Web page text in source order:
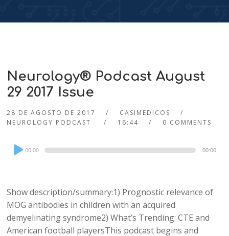
Neurology® Podcast August
29 2017 Issue
28 DE AGOSTO DE 2017
CASIMEDICOS
NEUROLOGY PODCAST
16:44 0 COMMENTS
Audio
Player
00:00 00:00
Show description/summary:1) Prognostic relevance of
MOG antibodies in children with an acquired
demyelinating syndrome2) What’s Trending: CTE and
American football playersThis podcast begins and